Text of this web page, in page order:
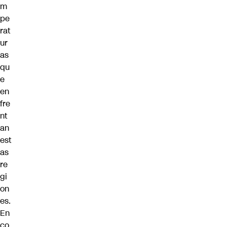
m
pe
rat
ur
as
qu
e
en
fre
nt
an
est
as
re
gi
on
es.
En